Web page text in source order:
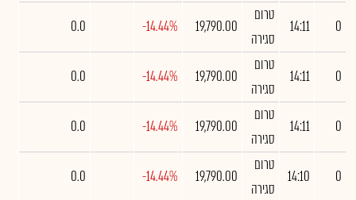
0
14:11
טרום
סגירה
19,790.00
-14.44%
0.0
0
14:11
טרום
סגירה
19,790.00
-14.44%
0.0
0
14:11
טרום
סגירה
19,790.00
-14.44%
0.0
0
14:10
טרום
סגירה
19,790.00
-14.44%
0.0